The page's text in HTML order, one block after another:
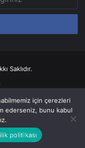
Saklıdır.
Instagram
için çerezleri
ederseniz, bunu kabul
politikası